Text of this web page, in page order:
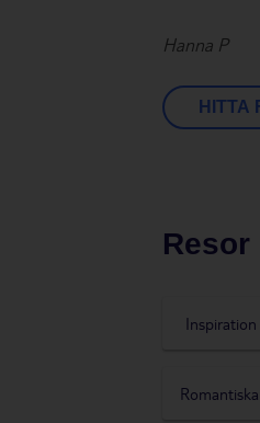
Hanna P
HITTA
Resor
Inspiration